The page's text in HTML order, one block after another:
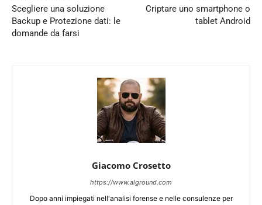
Scegliere una soluzione
Backup e Protezione dati: le
domande da farsi
Criptare uno smartphone o
tablet Android
Giacomo Crosetto
https://www.alground.com
Dopo anni impiegati nell'analisi forense e nelle consulenze per